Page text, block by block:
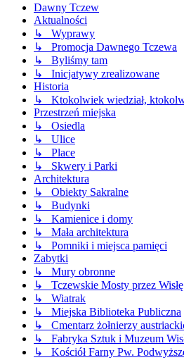
Dawny Tczew
Aktualności
↳ Wyprawy
↳ Promocja Dawnego Tczewa
↳ Byliśmy tam
↳ Inicjatywy zrealizowane
Historia
↳ Ktokolwiek wiedział,
Przestrzeń miejska
↳ Osiedla
↳ Ulice
↳ Place
↳ Skwery i Parki
Architektura
↳ Obiekty Sakralne
↳ Budynki
↳ Kamienice i domy
↳ Mała architektura
↳ Pomniki i miejsca pamięci
Zabytki
↳ Mury obronne
↳ Tczewskie Mosty przez Wisłę
↳ Wiatrak
↳ Miejska Biblioteka Publiczna
↳ Cmentarz żołnierzy
↳ Fabryka Sztuk i Muzeum
↳ Kościół Farny Pw.